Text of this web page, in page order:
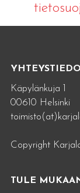
Käpylänkuja 1
00610 Helsinki
Copyright
TULE